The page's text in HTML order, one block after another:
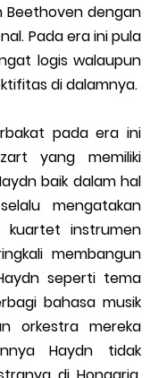
Friday, 7 August
Beethoven dengan
Pada era ini pula
logis walaupun
di dalamnya.
pada era ini
yang memiliki
baik dalam hal
mengatakan
kuartet instrumen
membangun
seperti tema
bahasa musik
orkestra mereka
Haydn tidak